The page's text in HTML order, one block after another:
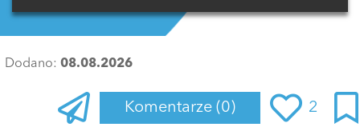
Dodano: 08.08.2026
Komentarze (0) 2